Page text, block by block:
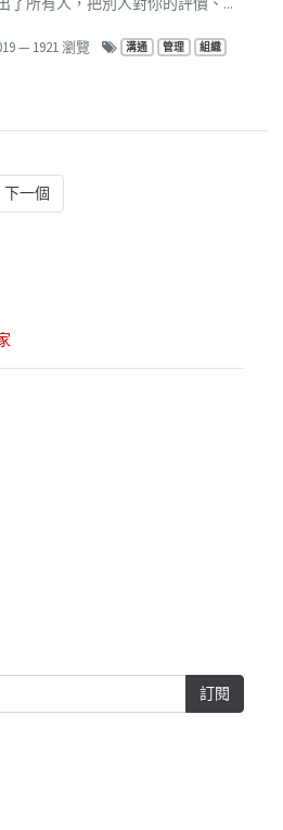
— 1921 瀏覽 溝通 管理 組織
下一個
訂閱